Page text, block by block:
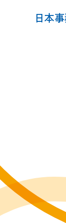
日本